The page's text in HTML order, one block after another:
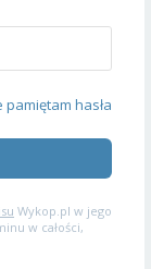
pamiętam hasła
Wykop.pl w jego
w całości,